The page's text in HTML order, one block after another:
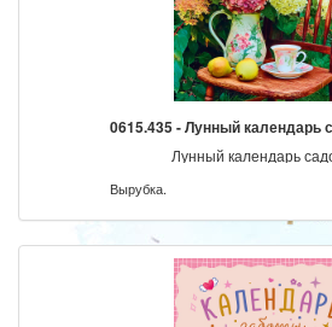
0615.435 - Лунный календарь
Лунный календарь
Вырубка.